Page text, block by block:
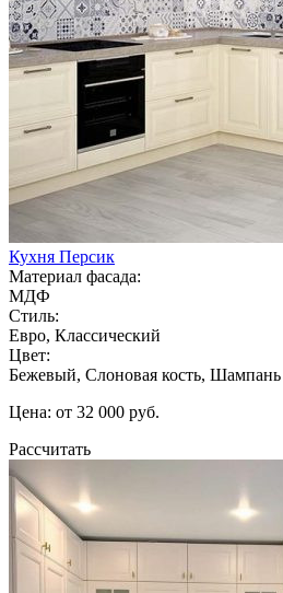
Кухня Персик
Материал фасада:
МДФ
Стиль:
Евро, Классический
Цвет:
Бежевый, Слоновая кость, Шампань
Цена: от 32 000 руб.
Рассчитать